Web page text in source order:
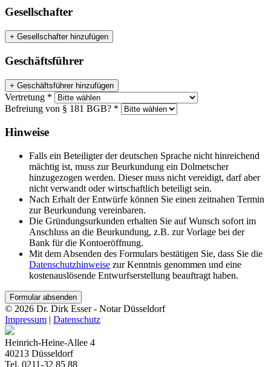
Gesellschafter
+ Gesellschafter hinzufügen
Geschäftsführer
+ Geschäftsführer hinzufügen
Vertretung *
Befreiung von § 181 BGB? *
Hinweise
Falls ein Beteiligter der deutschen Sprache nicht hinreichend
mächtig ist, muss zur Beurkundung ein Dolmetscher
hinzugezogen werden. Dieser muss nicht vereidigt, darf aber
nicht verwandt oder wirtschaftlich beteiligt sein.
Nach Erhalt der Entwürfe können Sie einen zeitnahen Termin
zur Beurkundung vereinbaren.
Die Gründungsurkunden erhalten Sie auf Wunsch sofort im
Anschluss an die Beurkundung, z.B. zur Vorlage bei der
Bank für die Kontoeröffnung.
Mit dem Absenden des Formulars bestätigen Sie, dass Sie die
Datenschutzhinweise zur Kenntnis genommen und eine
kostenauslösende Entwurfserstellung beauftragt haben.
Formular absenden
© 2026 Dr. Dirk Esser - Notar Düsseldorf
Impressum | Datenschutz
Heinrich-Heine-Allee 4
40213 Düsseldorf
Tel. 0211-32 85 88